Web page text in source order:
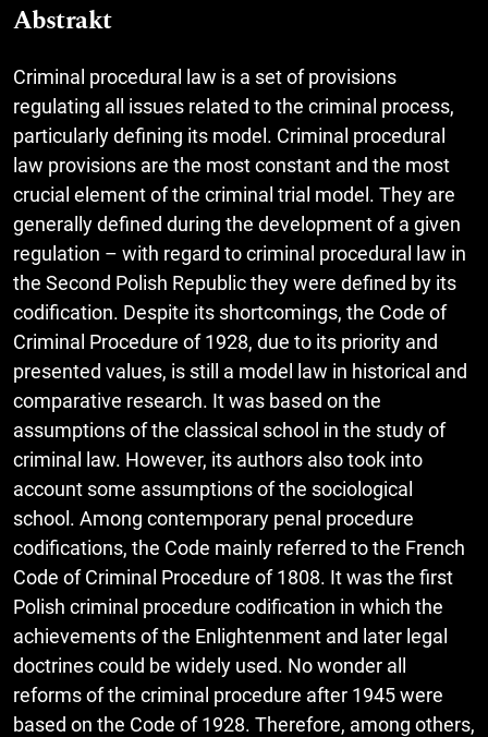
Abstrakt
Criminal procedural law is a set of provisions
regulating all issues related to the criminal process,
particularly defining its model. Criminal procedural
law provisions are the most constant and the most
crucial element of the criminal trial model. They are
generally defined during the development of a given
regulation – with regard to criminal procedural law in
the Second Polish Republic they were defined by its
codification. Despite its shortcomings, the Code of
Criminal Procedure of 1928, due to its priority and
presented values, is still a model law in historical and
comparative research. It was based on the
assumptions of the classical school in the study of
criminal law. However, its authors also took into
account some assumptions of the sociological
school. Among contemporary penal procedure
codifications, the Code mainly referred to the French
Code of Criminal Procedure of 1808. It was the first
Polish criminal procedure codification in which the
achievements of the Enlightenment and later legal
doctrines could be widely used. No wonder all
reforms of the criminal procedure after 1945 were
based on the Code of 1928. Therefore, among others,